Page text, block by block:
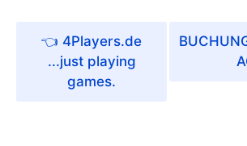
4Players.de
...just playing
games.